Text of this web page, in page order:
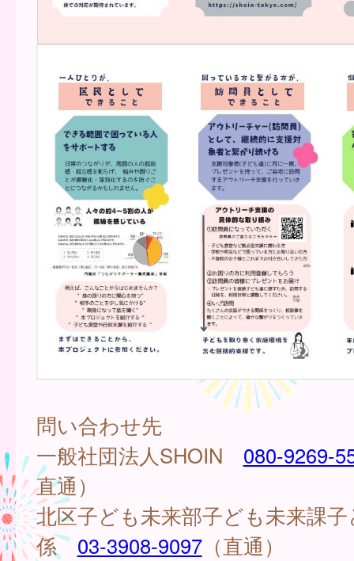
問い合わせ先
一般社団法人SHOIN 080-9269-
直通）
北区子ども未来部子ども未来課
係 03-3908-9097（直通）